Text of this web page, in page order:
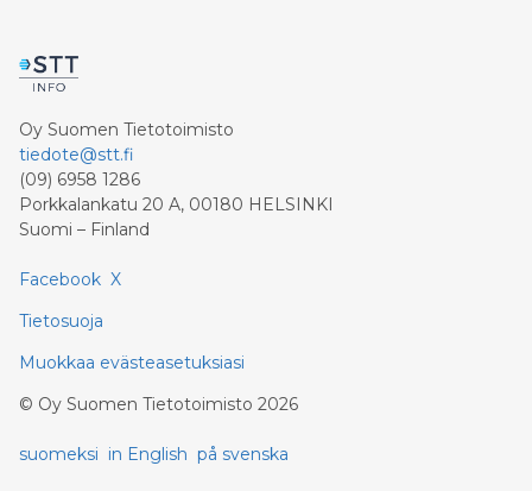
Oy Suomen Tietotoimisto
tiedote@stt.fi
(09) 6958 1286
Porkkalankatu 20 A, 00180 HELSINKI
Suomi – Finland
Facebook X
Tietosuoja
Muokkaa evästeasetuksiasi
© Oy Suomen Tietotoimisto 2026
suomeksi in English på svenska